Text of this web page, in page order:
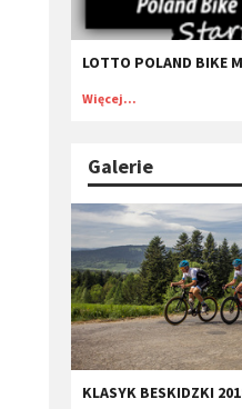
LOTTO POLAND BIKE
Więcej...
Galerie
KLASYK BESKIDZKI